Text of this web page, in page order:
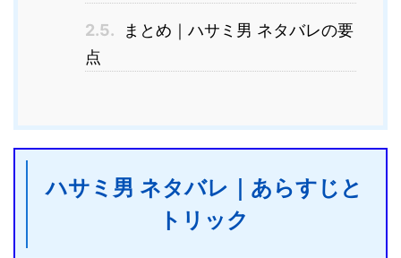
2.5.
まとめ｜ハサミ男 ネタバレの要
点
ハサミ男 ネタバレ｜あらすじと
トリック